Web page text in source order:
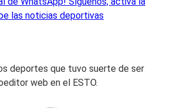
las noticias deportivas
deportes que tuvo suerte de ser
web en el ESTO.